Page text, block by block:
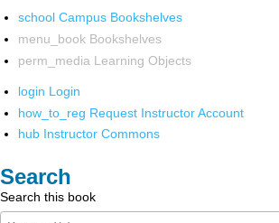
school Campus Bookshelves
menu_book Bookshelves
perm_media Learning Objects
login Login
how_to_reg Request Instructor Account
hub Instructor Commons
Search
Search this book